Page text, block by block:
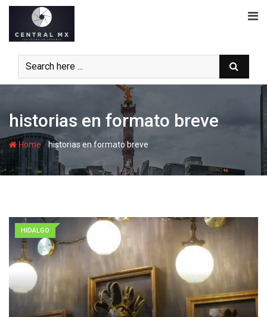
Skip
content
historias en formato breve
Home-historias en formato breve
HIDALGO